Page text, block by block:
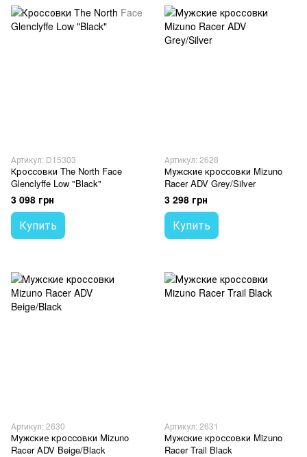
Артикул: D15303
Кроссовки The North Face
Glenclyffe Low "Black"
3 098 грн
Купить
Артикул: 2628
Мужские кроссовки Mizuno
Racer ADV Grey/Silver
3 298 грн
Купить
Артикул: 2630
Мужские кроссовки Mizuno
Racer ADV Beige/Black
Артикул: 2631
Мужские кроссовки Mizuno
Racer Trail Black